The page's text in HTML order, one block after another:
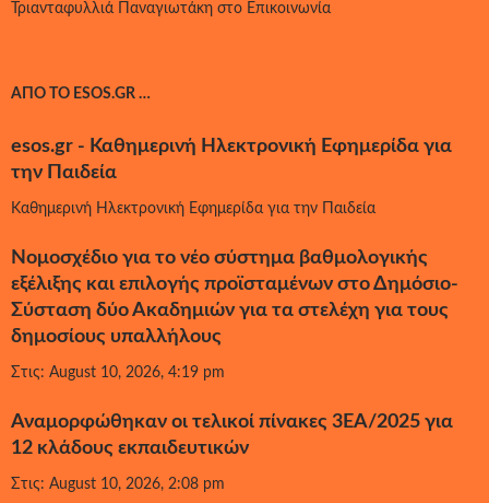
Τριανταφυλλιά Παναγιωτάκη στο Επικοινωνία
ΑΠΌ ΤΟ ESOS.GR …
esos.gr - Καθημερινή Ηλεκτρονική Εφημερίδα για
την Παιδεία
Καθημερινή Ηλεκτρονική Εφημερίδα για την Παιδεία
Νομοσχέδιο για το νέο σύστημα βαθμολογικής
εξέλιξης και επιλογής προϊσταμένων στο Δημόσιο-
Σύσταση δύο Ακαδημιών για τα στελέχη για τους
δημοσίους υπαλλήλους
Στις: August 10, 2026, 4:19 pm
Αναμορφώθηκαν οι τελικοί πίνακες 3ΕΑ/2025 για
12 κλάδους εκπαιδευτικών
Στις: August 10, 2026, 2:08 pm